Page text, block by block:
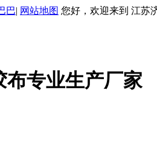
巴| 网站地图 您好，欢迎来到 江苏
布专业生产厂家